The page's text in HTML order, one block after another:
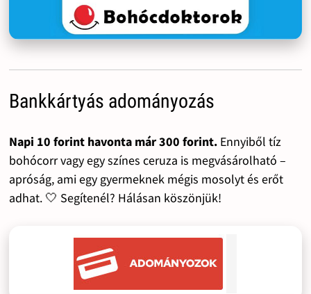
Bankkártyás adományozás
Napi 10 forint havonta már 300 forint.Ennyiből tíz
bohócorr vagy egy színes ceruza is megvásárolható –
apróság, ami egy gyermeknek mégis mosolyt és erőt
adhat. 🤍 Segítenél? Hálásan köszönjük!